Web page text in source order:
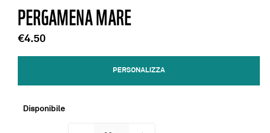
PERGAMENA MARE
€4.50
PERSONALIZZA
Disponibile